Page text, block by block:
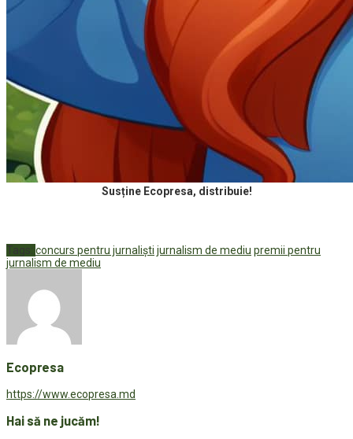
Susține Ecopresa, distribuie!
Tags: concurs pentru jurnaliști jurnalism de mediu premii pentru
jurnalism de mediu
Ecopresa
https://www.ecopresa.md
Hai să ne jucăm!